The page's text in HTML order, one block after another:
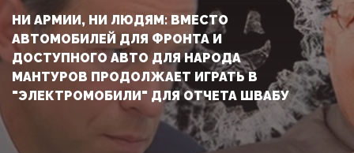
НИ АРМИИ, НИ ЛЮДЯМ: ВМЕСТО
АВТОМОБИЛЕЙ ДЛЯ ФРОНТА И
ДОСТУПНОГО АВТО ДЛЯ НАРОДА
МАНТУРОВ ПРОДОЛЖАЕТ ИГРАТЬ В
"ЭЛЕКТРОМОБИЛИ" ДЛЯ ОТЧЕТА ШВАБУ